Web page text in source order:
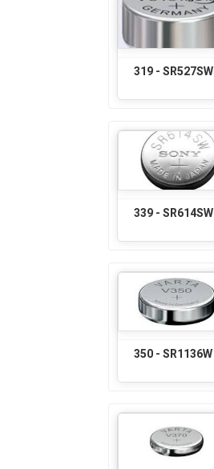
319 - SR527SW
339 - SR614SW
350 - SR1136W